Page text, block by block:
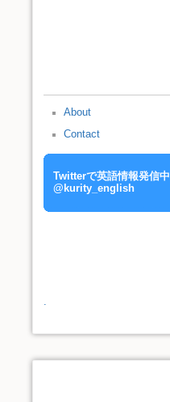
About
Contact
Twitterで英語情報発信中
@kurity_english
.